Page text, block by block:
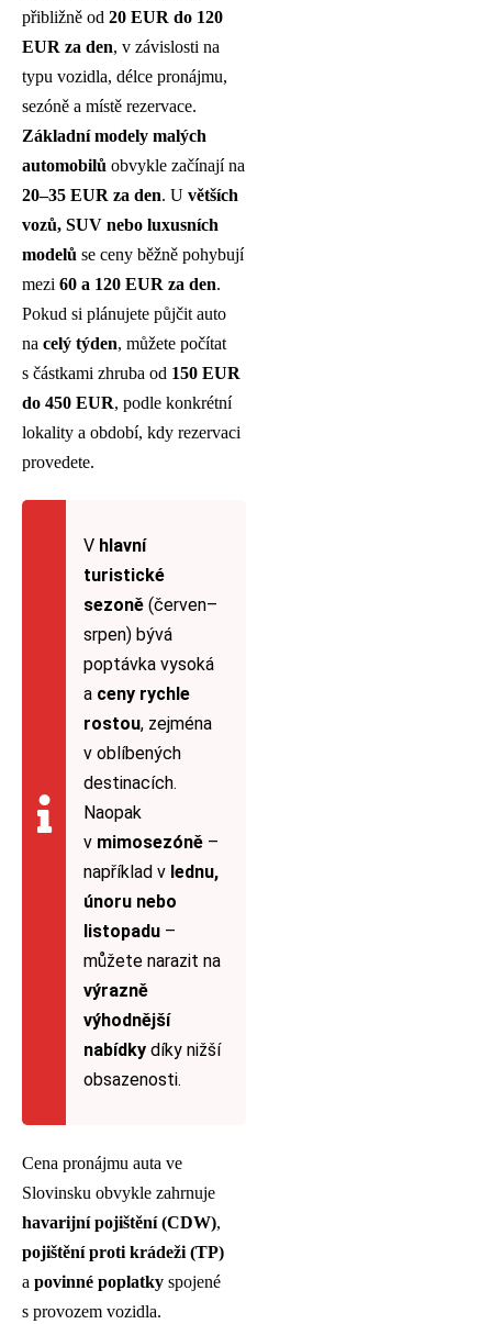
přibližně od 20 EUR do 120
EUR za den, v závislosti na
typu vozidla, délce pronájmu,
sezóně a místě rezervace.
Základní modely malých
automobilů obvykle začínají na
20–35 EUR za den. U větších
vozů, SUV nebo luxusních
modelů se ceny běžně pohybují
mezi 60 a 120 EUR za den.
Pokud si plánujete půjčit auto
na celý týden, můžete počítat
s částkami zhruba od 150 EUR
do 450 EUR, podle konkrétní
lokality a období, kdy rezervaci
provedete.
V hlavní
turistické
sezoně(červen–
srpen) bývá
poptávka vysoká
a ceny rychle
rostou, zejména
v oblíbených
destinacích.
Naopak
v mimosezóně–
například v lednu,
únoru nebo
listopadu–
můžete narazit na
výrazně
výhodnější
nabídkydíky nižší
obsazenosti.
Cena pronájmu auta ve
Slovinsku obvykle zahrnuje
havarijní pojištění (CDW),
pojištění proti krádeži (TP)
a povinné poplatky spojené
s provozem vozidla.